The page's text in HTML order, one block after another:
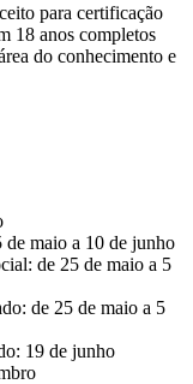
para certificação
18 anos completos
do conhecimento e
de maio a 10 de junho
de 25 de maio a 5
de 25 de maio a 5
19 de junho